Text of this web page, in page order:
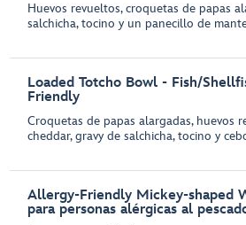
Huevos revueltos, croquetas de papas
salchicha, tocino y un panecillo de
Loaded Totcho Bowl - Fish/
Friendly
Croquetas de papas alargadas, huevos
cheddar, gravy de salchicha, tocino y
Allergy-Friendly Mickey-shaped
para personas alérgicas al